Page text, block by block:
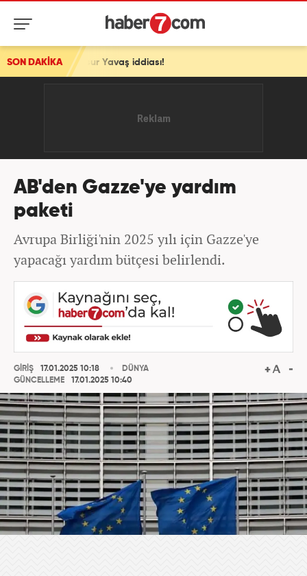
SON DAKİKAYavaş iddiası!
AB'den Gazze'ye yardım
paketi
Avrupa Birliği'nin 2025 yılı için Gazze'ye
yapacağı yardım bütçesi belirlendi.
GİRİŞ
17.01.2025 10:18
GÜNCELLEME
17.01.2025 10:40
DÜNYA